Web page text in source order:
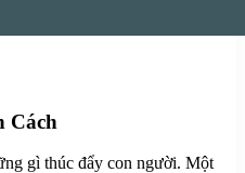
Cách
gì thúc đẩy con người. Một